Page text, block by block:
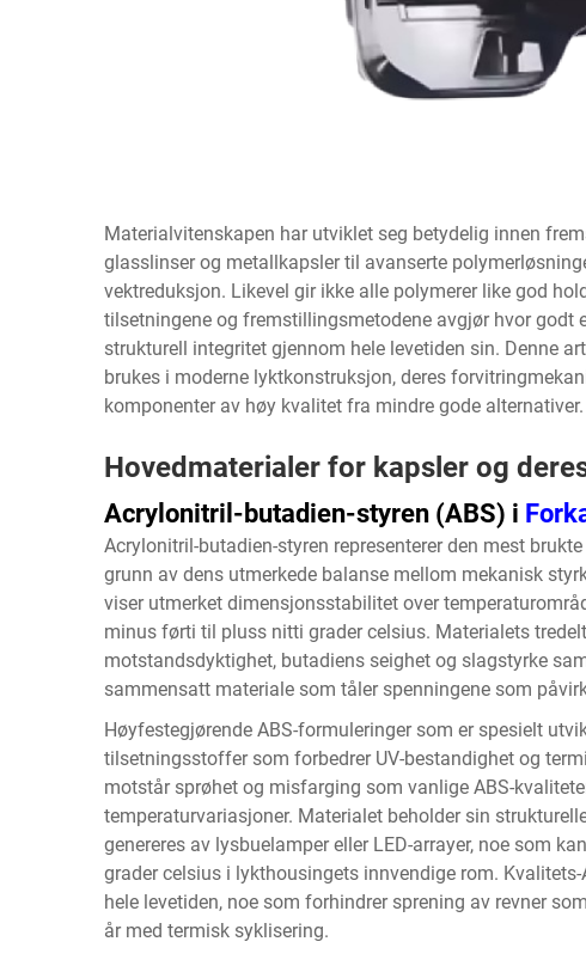
Materialvitenskapen har utviklet seg betydelig innen
glasslinser og metallkapsler til avanserte
vektreduksjon. Likevel gir ikke alle polymerer like god
tilsetningene og fremstillingsmetodene avgjør hvor godt
strukturell integritet gjennom hele levetiden sin. Denne
brukes i moderne lyktkonstruksjon, deres
komponenter av høy kvalitet fra mindre gode alternativer.
Hovedmaterialer for kapsler og
Acrylonitril-butadien-styren (ABS) i
Acrylonitril-butadien-styren representerer den mest
grunn av dens utmerkede balanse mellom mekanisk
viser utmerket dimensjonsstabilitet over
minus førti til pluss nitti grader celsius. Materialets
motstandsdyktighet, butadiens seighet og slagstyrke
sammensatt materiale som tåler spenningene som
Høyfestegjørende ABS-formuleringer som er spesielt
tilsetningsstoffer som forbedrer UV-bestandighet og
motstår sprøhet og misfarging som vanlige ABS-
temperaturvariasjoner. Materialet beholder sin
genereres av lysbuelamper eller LED-arrayer, noe som
grader celsius i lykthousingets innvendige rom.
hele levetiden, noe som forhindrer sprening av revner
år med termisk syklisering.